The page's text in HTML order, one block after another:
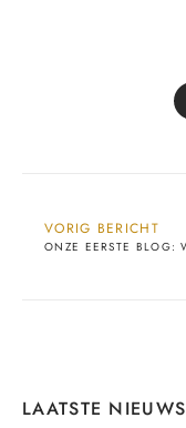
VORIG BERICHT
LAATSTE NIEUWS